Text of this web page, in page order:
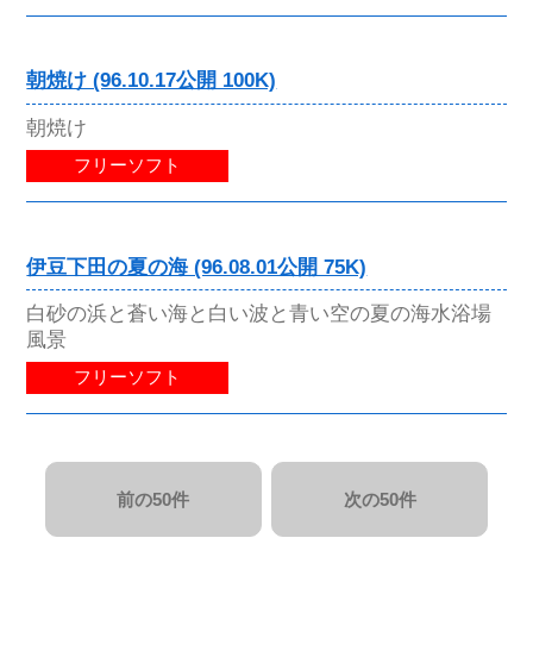
朝焼け (96.10.17公開 100K)
朝焼け
フリーソフト
伊豆下田の夏の海 (96.08.01公開 75K)
白砂の浜と蒼い海と白い波と青い空の夏の海水浴場
風景
フリーソフト
前の50件 次の50件